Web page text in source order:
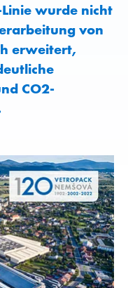
wurde nicht
von
erweitert,
CO2-